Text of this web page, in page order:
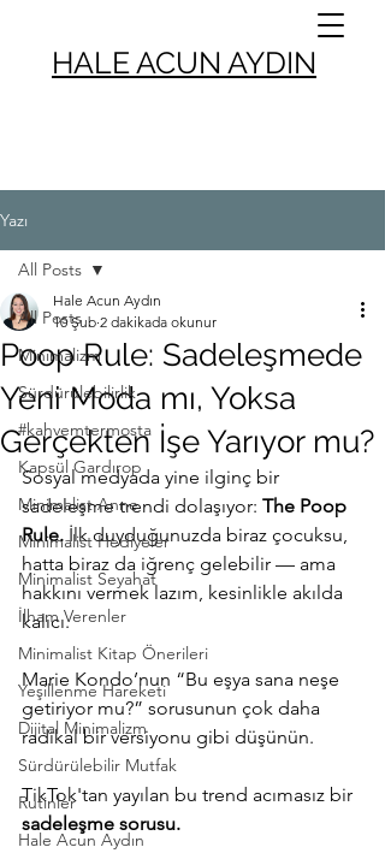
HALE ACUN AYDIN
Yazı
All Posts
Minimalizm
Sürdürülebilirlik
#kahvemtermosta
Kapsül Gardırop
Minimalist Anne
Minimalist Hediyeler
Minimalist Seyahat
İlham Verenler
Minimalist Kitap Önerileri
Yeşillenme Hareketi
Dijital Minimalizm
Sürdürülebilir Mutfak
Rutinler
Hale Acun Aydın
All Posts
Poop Rule: Sadeleşmede
Yeni Moda mı, Yoksa
Gerçekten İşe Yarıyor mu?
Hale Acun Aydın
10 Şub 2 dakikada okunur
Sosyal medyada yine ilginç bir
sadeleşme trendi dolaşıyor: The Poop
Rule. İlk duyduğunuzda biraz çocuksu,
hatta biraz da iğrenç gelebilir — ama
hakkını vermek lazım, kesinlikle akılda
kalıcı.
Marie Kondo’nun “Bu eşya sana neşe
getiriyor mu?” sorusunun çok daha
radikal bir versiyonu gibi düşünün.
TikTok'tan yayılan bu trend acımasız bir
sadeleşme sorusu.